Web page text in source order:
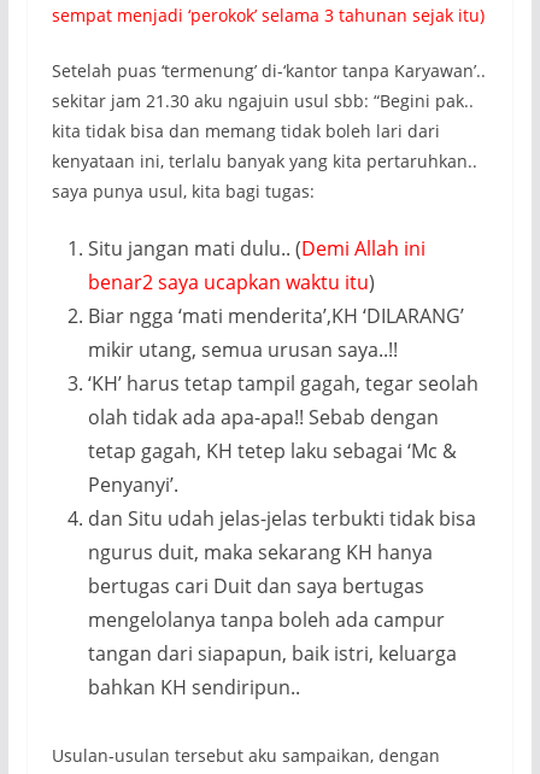
sempat menjadi ‘perokok’ selama 3 tahunan sejak itu)
Setelah puas ‘termenung’ di-‘kantor tanpa Karyawan’..
sekitar jam 21.30 aku ngajuin usul sbb: “Begini pak..
kita tidak bisa dan memang tidak boleh lari dari
kenyataan ini, terlalu banyak yang kita pertaruhkan..
saya punya usul, kita bagi tugas:
Situ jangan mati dulu.. (Demi Allah ini
benar2 saya ucapkan waktu itu)
Biar ngga ‘mati menderita’,KH ‘DILARANG’
mikir utang, semua urusan saya..!!
‘KH’ harus tetap tampil gagah, tegar seolah
olah tidak ada apa-apa!! Sebab dengan
tetap gagah, KH tetep laku sebagai ‘Mc &
Penyanyi’.
dan Situ udah jelas-jelas terbukti tidak bisa
ngurus duit, maka sekarang KH hanya
bertugas cari Duit dan saya bertugas
mengelolanya tanpa boleh ada campur
tangan dari siapapun, baik istri, keluarga
bahkan KH sendiripun..
Usulan-usulan tersebut aku sampaikan, dengan